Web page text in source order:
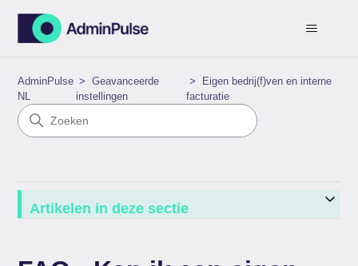
AdminPulse
NL
Geavanceerde
instellingen
Eigen bedrij(f)ven en interne
facturatie
Artikelen in deze sectie